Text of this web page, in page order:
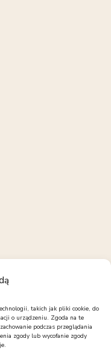
takich jak pliki cookie, do
o urządzeniu. Zgoda na te
podczas przeglądania
zgody lub wycofanie zgody